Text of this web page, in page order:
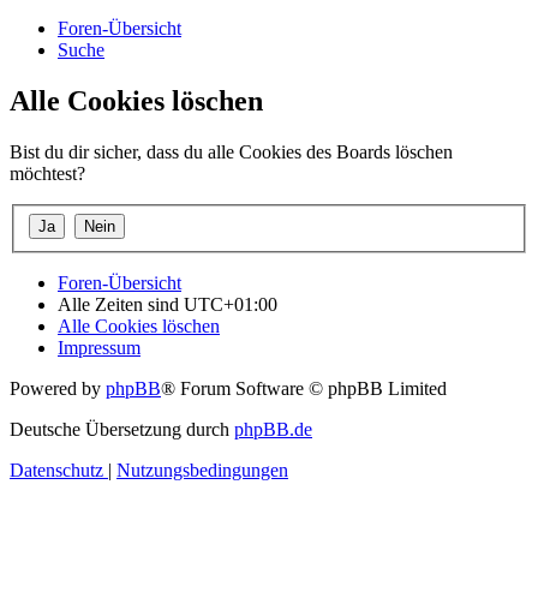
Foren-Übersicht
Suche
Alle Cookies löschen
Bist du dir sicher, dass du alle Cookies des Boards löschen
möchtest?
Foren-Übersicht
Alle Zeiten sind UTC+01:00
Alle Cookies löschen
Impressum
Powered by phpBB® Forum Software © phpBB Limited
Deutsche Übersetzung durch phpBB.de
Datenschutz | Nutzungsbedingungen